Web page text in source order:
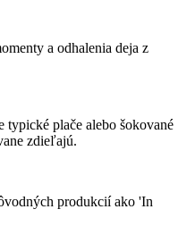
a odhalenia deja z
plače alebo šokované
zdieľajú.
produkcií ako 'In